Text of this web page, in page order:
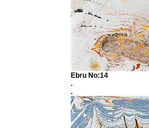
Ebru No:14
.
.